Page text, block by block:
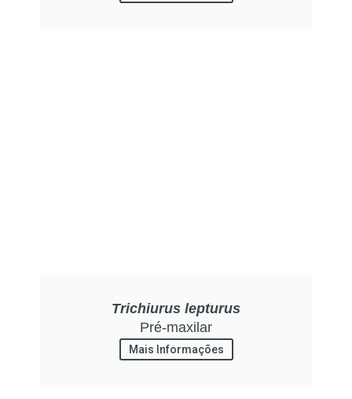
Trichiurus lepturus
Pré-maxilar
Mais Informações